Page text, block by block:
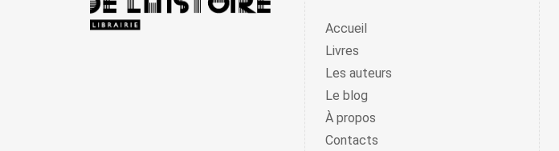
Accueil
Livres
Les auteurs
Le blog
À propos
Contacts